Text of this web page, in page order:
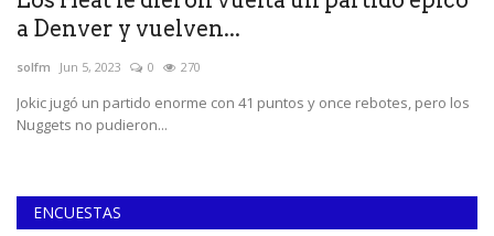
a Denver y vuelven...
solfm Jun 5, 2023 0 270
Jokic jugó un partido enorme con 41 puntos y once rebotes, pero los
Nuggets no pudieron...
ENCUESTAS